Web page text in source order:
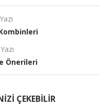
Önerileri
ÇEKEBILIR